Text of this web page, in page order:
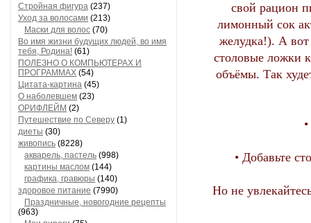
Стройная фигура (237)
Уход за волосами (213)
Маски для волос (70)
Во имя жизни будущих людей, во имя
тебя, Родина! (61)
ПОЛЕЗНО О КОМПЬЮТЕРАХ И
ПРОГРАММАХ (54)
Цитата-картина (45)
О наболевшем (23)
ОРИФЛЕЙМ (2)
Путешествие по Северу (1)
диеты (30)
живопись (8228)
акварель, пастель (998)
картины маслом (144)
графика, гравюры (140)
здоровое питание (7990)
Праздничные, новогодние рецепты
(963)
свой рацион
лимонный сок
желудка!). А вот
столовые ложки
объёмы. Так
• Добавьте
Но не